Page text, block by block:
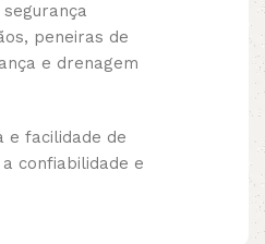
peneiras de
e drenagem
e facilidade de
confiabilidade e